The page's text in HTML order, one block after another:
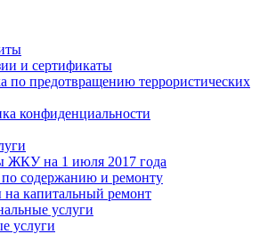
и сертификаты
по предотвращению террористических
конфиденциальности
ЖКУ на 1 июля 2017 года
по содержанию и ремонту
на капитальный ремонт
услуги
услуги